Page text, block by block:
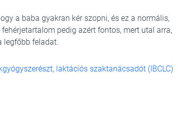
a baba gyakran kér szopni, és ez a normális,
pedig azért fontos, mert utal arra,
legfőbb feladat.
laktációs szaktanácsadót (IBCLC)